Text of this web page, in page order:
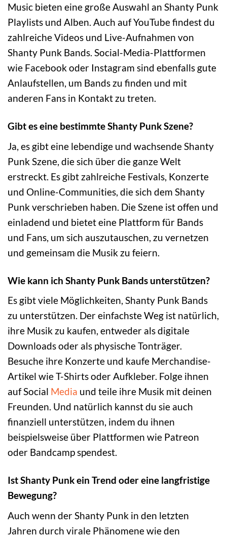
Music bieten eine große Auswahl an Shanty Punk
Playlists und Alben. Auch auf YouTube findest du
zahlreiche Videos und Live-Aufnahmen von
Shanty Punk Bands. Social-Media-Plattformen
wie Facebook oder Instagram sind ebenfalls gute
Anlaufstellen, um Bands zu finden und mit
anderen Fans in Kontakt zu treten.
Gibt es eine bestimmte Shanty Punk Szene?
Ja, es gibt eine lebendige und wachsende Shanty
Punk Szene, die sich über die ganze Welt
erstreckt. Es gibt zahlreiche Festivals, Konzerte
und Online-Communities, die sich dem Shanty
Punk verschrieben haben. Die Szene ist offen und
einladend und bietet eine Plattform für Bands
und Fans, um sich auszutauschen, zu vernetzen
und gemeinsam die Musik zu feiern.
Wie kann ich Shanty Punk Bands unterstützen?
Es gibt viele Möglichkeiten, Shanty Punk Bands
zu unterstützen. Der einfachste Weg ist natürlich,
ihre Musik zu kaufen, entweder als digitale
Downloads oder als physische Tonträger.
Besuche ihre Konzerte und kaufe Merchandise-
Artikel wie T-Shirts oder Aufkleber. Folge ihnen
auf Social Media und teile ihre Musik mit deinen
Freunden. Und natürlich kannst du sie auch
finanziell unterstützen, indem du ihnen
beispielsweise über Plattformen wie Patreon
oder Bandcamp spendest.
Ist Shanty Punk ein Trend oder eine langfristige
Bewegung?
Auch wenn der Shanty Punk in den letzten
Jahren durch virale Phänomene wie den